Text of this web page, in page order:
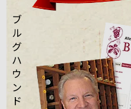
ブ
ル
グ
ハ
ウ
ン
ド